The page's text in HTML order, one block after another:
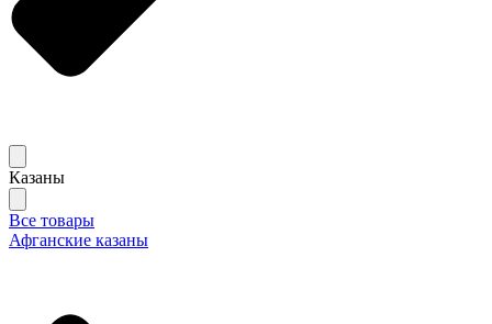
Казаны
Все товары
Афганские казаны